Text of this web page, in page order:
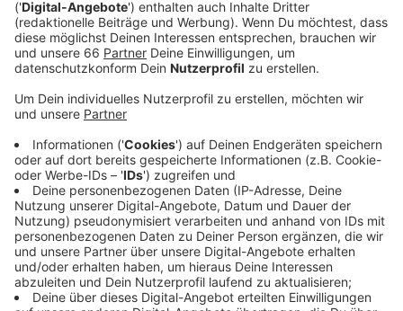
Anzeige
Der Angeklagte hatte sich in der Vergangenheit unter
unter dem Namen „Tasso von Hirsch“ ausgegeben.
Einen Bekannten hatte er um mindestens 250.000 Euro
betrogen und das Geld für teure Autos, Nachtclubs
und Bordelle ausgegeben. Bei dem gleichen Bekannten
hatte er sich jetzt noch ein Darlehen von 120.000 Euro
besorgt. Der Ingenieur hatte dem Angeklagten das
Geld blauäugig in der Hoffnung überlassen, dann
endlich das komplette geliehene Geld